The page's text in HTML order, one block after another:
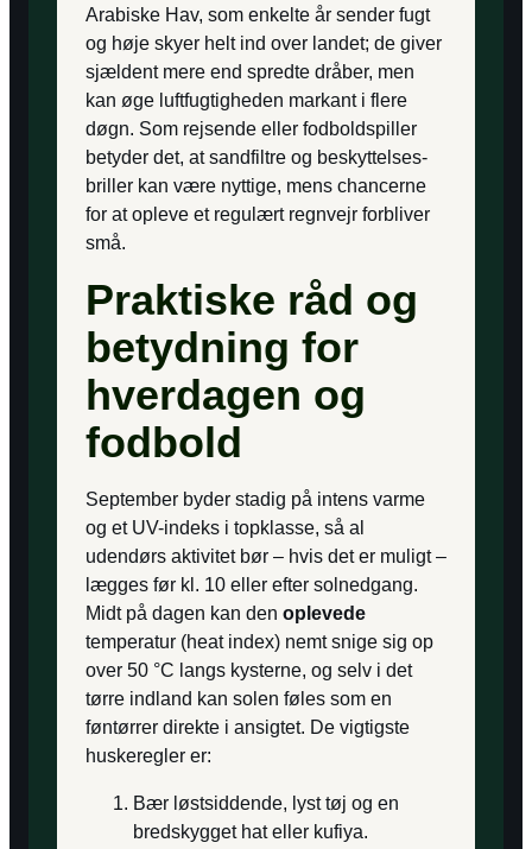
Arabiske Hav, som enkelte år sender fugt
og høje skyer helt ind over landet; de giver
sjældent mere end spredte dråber, men
kan øge luftfugtigheden markant i flere
døgn. Som rejsende eller fodboldspiller
betyder det, at sandfiltre og beskyttelses­
briller kan være nyttige, mens chancerne
for at opleve et regulært regnvejr forbliver
små.
Praktiske råd og
betydning for
hverdagen og
fodbold
September byder stadig på intens varme
og et UV-indeks i topklasse, så al
udendørs aktivitet bør – hvis det er muligt –
lægges før kl. 10 eller efter solnedgang.
Midt på dagen kan den oplevede
temperatur (heat index) nemt snige sig op
over 50 °C langs kysterne, og selv i det
tørre indland kan solen føles som en
føntørrer direkte i ansigtet. De vigtigste
huskeregler er:
Bær løstsiddende, lyst tøj og en
bredskygget hat eller kufiya.